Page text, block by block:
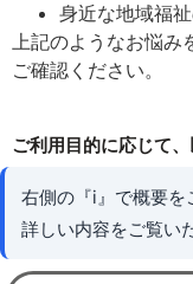
身近な地域福
上記のようなお悩み
ご確認ください。
ご利用目的に応じて、
右側の『i』で概要を
詳しい内容をご覧い